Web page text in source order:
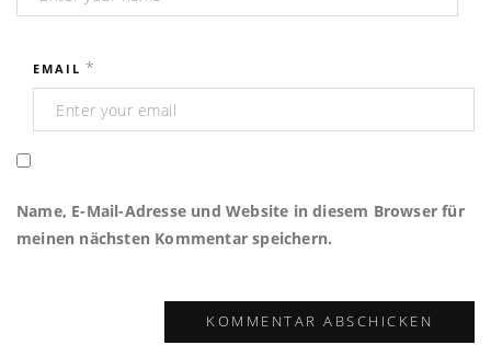
EMAIL *
Name, E-Mail-Adresse und Website in diesem Browser für
meinen nächsten Kommentar speichern.